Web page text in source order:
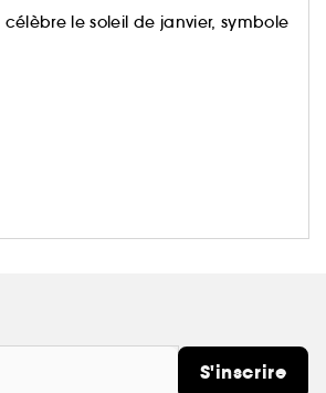
le soleil de janvier, symbole
S'inscrire